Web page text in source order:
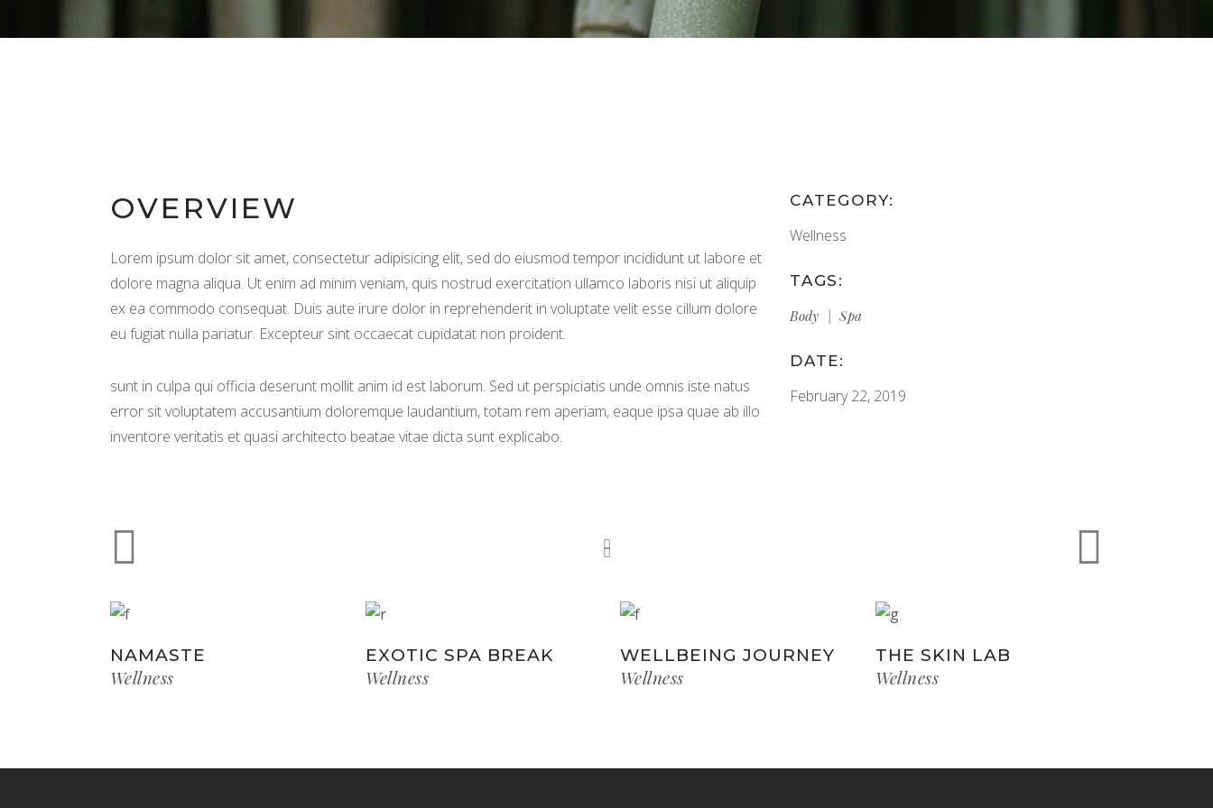
OVERVIEW
Lorem ipsum dolor sit amet, consectetur adipisicing elit, sed do eiusmod tempor incididunt ut labore et
dolore magna aliqua. Ut enim ad minim veniam, quis nostrud exercitation ullamco laboris nisi ut aliquip
ex ea commodo consequat. Duis aute irure dolor in reprehenderit in voluptate velit esse cillum dolore
eu fugiat nulla pariatur. Excepteur sint occaecat cupidatat non proident.
sunt in culpa qui officia deserunt mollit anim id est laborum. Sed ut perspiciatis unde omnis iste natus
error sit voluptatem accusantium doloremque laudantium, totam rem aperiam, eaque ipsa quae ab illo
inventore veritatis et quasi architecto beatae vitae dicta sunt explicabo.
CATEGORY:
Wellness
TAGS:
Body
Spa
DATE:
February 22, 2019
NAMASTE
Wellness
EXOTIC SPA BREAK
Wellness
WELLBEING JOURNEY
Wellness
THE SKIN LAB
Wellness